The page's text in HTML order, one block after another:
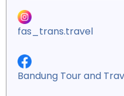
fas_trans.travel
Bandung Tour and